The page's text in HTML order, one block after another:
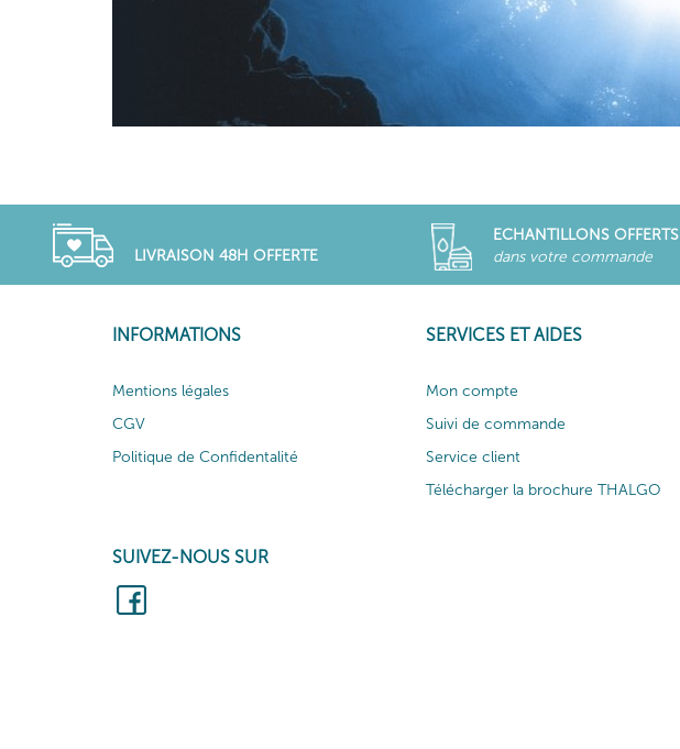
LIVRAISON 48H OFFERTE
ECHANTILLONS OFFERTS
dans votre commande
INFORMATIONS
Mentions légales
CGV
Politique de Confidentalité
SUIVEZ-NOUS SUR
SERVICES ET AIDES
Mon compte
Suivi de commande
Service client
Télécharger la brochure THALGO